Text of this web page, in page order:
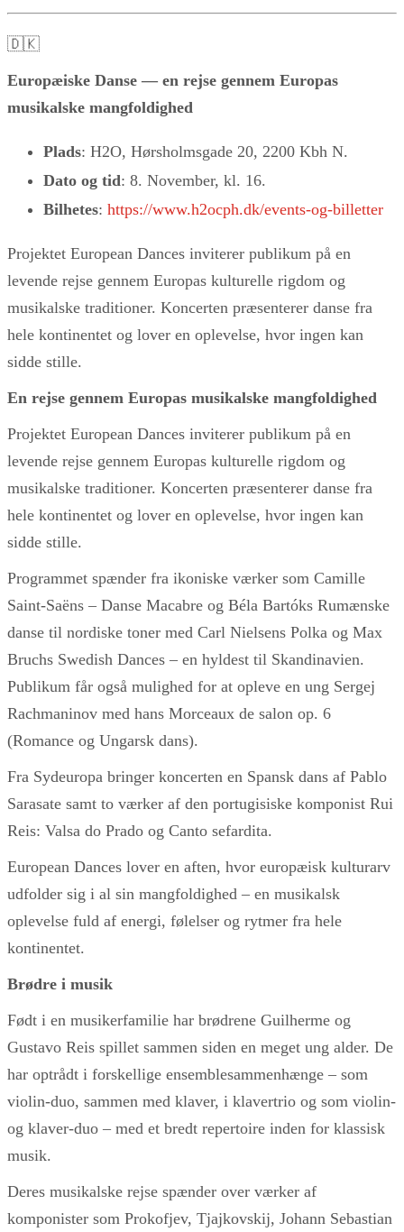
🇩🇰
Europæiske Danse — en rejse gennem Europas
musikalske mangfoldighed
Plads: H2O, Hørsholmsgade 20, 2200 Kbh N.
Dato og tid: 8. November, kl. 16.
Bilhetes: https://www.h2ocph.dk/events-og-billetter
Projektet European Dances inviterer publikum på en
levende rejse gennem Europas kulturelle rigdom og
musikalske traditioner. Koncerten præsenterer danse fra
hele kontinentet og lover en oplevelse, hvor ingen kan
sidde stille.
En rejse gennem Europas musikalske mangfoldighed
Projektet European Dances inviterer publikum på en
levende rejse gennem Europas kulturelle rigdom og
musikalske traditioner. Koncerten præsenterer danse fra
hele kontinentet og lover en oplevelse, hvor ingen kan
sidde stille.
Programmet spænder fra ikoniske værker som Camille
Saint-Saëns – Danse Macabre og Béla Bartóks Rumænske
danse til nordiske toner med Carl Nielsens Polka og Max
Bruchs Swedish Dances – en hyldest til Skandinavien.
Publikum får også mulighed for at opleve en ung Sergej
Rachmaninov med hans Morceaux de salon op. 6
(Romance og Ungarsk dans).
Fra Sydeuropa bringer koncerten en Spansk dans af Pablo
Sarasate samt to værker af den portugisiske komponist Rui
Reis: Valsa do Prado og Canto sefardita.
European Dances lover en aften, hvor europæisk kulturarv
udfolder sig i al sin mangfoldighed – en musikalsk
oplevelse fuld af energi, følelser og rytmer fra hele
kontinentet.
Brødre i musik
Født i en musikerfamilie har brødrene Guilherme og
Gustavo Reis spillet sammen siden en meget ung alder. De
har optrådt i forskellige ensemblesammenhænge – som
violin-duo, sammen med klaver, i klavertrio og som violin-
og klaver-duo – med et bredt repertoire inden for klassisk
musik.
Deres musikalske rejse spænder over værker af
komponister som Prokofjev, Tjajkovskij, Johann Sebastian